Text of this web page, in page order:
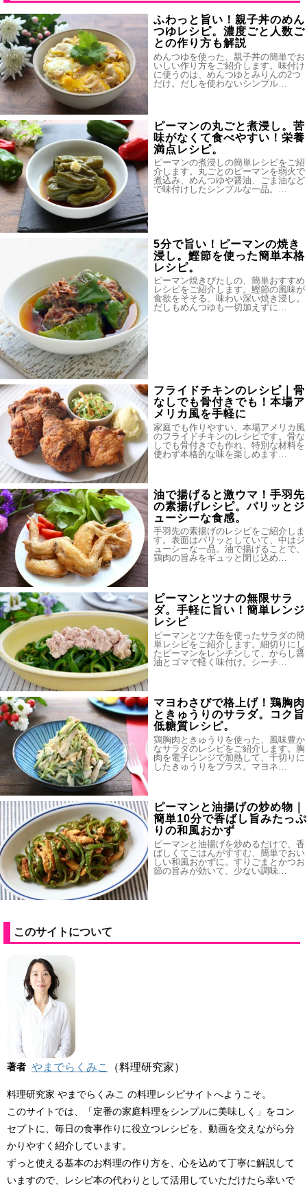
ふわっと旨い！親子丼のめん
つゆレシピ。濃度ごと人数ご
との作り方も解説
めんつゆを使った、親子丼の簡単でお
いしい作り方をご紹介します。味付け
に使うのは、めんつゆとみりんの2つ
だけ。だしを使わないシンプル…
ピーマンの丸ごと煮浸し。苦
味がなくて食べやすい！栄養
満点レシピ。
ピーマンの煮浸しの簡単レシピをご紹
介します。丸ごとのピーマンを弱火で
煮込み、めんつゆや醤油、ごま油など
で味付けしたシンプルな一品。…
5分で旨い！ピーマンの焼き
浸し。鰹節を使った簡単本格
レシピ。
ピーマン焼きびたしの、簡単おすすめ
レシピをご紹介します。鰹節の風味が
食欲をそそる、味わい深い焼き浸し。
だしもめんつゆも一切加えずに…
フライドチキンのレシピ｜骨
なしでも骨付きでも！本場ア
メリカ風を手軽に
家庭でも作りやすい、本場アメリカ風
のフライドチキンのレシピです。骨な
しでも骨付きでも作れ、特別な材料を
使わず本格的な味を楽しめます…
油で揚げると激ウマ！手羽先
の素揚げレシピ。パリッとジ
ューシーな食感。
手羽先の素揚げのレシピをご紹介しま
す。表面はパリッとしていて、中はジ
ューシーな一品。油で揚げることで、
鶏肉の旨みをギュッと閉じ込め…
ピーマンとツナの無限サラ
ダ。手軽に旨い！簡単レンジ
レシピ
ピーマンとツナ缶を使ったサラダの簡
単レシピをご紹介します。細切りにし
たピーマンをレンチンして、からし醤
油とゴマで軽く味付け。シーチ…
マヨわさびで格上げ！鶏胸肉
ときゅうりのサラダ。コク旨
低糖質レシピ。
鶏胸肉ときゅうりを使った、風味豊か
なサラダのレシピをご紹介します。胸
肉を電子レンジで加熱して、千切りに
したきゅうりをプラス。マヨネ…
ピーマンと油揚げの炒め物｜
簡単10分で香ばし旨みたっぷ
りの和風おかず
ピーマンと油揚げを炒めるだけで、香
ばしくてごはんがすすむ、簡単でおい
しい和風おかずに。すりごまとかつお
節の旨みが効いて、少ない調味…
このサイトについて
著者 やまでらくみこ （料理研究家）
料理研究家 やまでらくみこ の料理レシピサイトへようこそ。
このサイトでは、「定番の家庭料理をシンプルに美味しく」をコン
セプトに、毎日の食事作りに役立つレシピを、動画を交えながら分
かりやすく紹介しています。
ずっと使える基本のお料理の作り方を、心を込めて丁寧に解説して
いますので、レシピ本の代わりとして活用していただけたら幸いで